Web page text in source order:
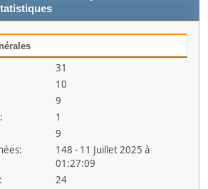
31
10
9
1
9
148 - 11 Juillet 2025 à
01:27:09
24